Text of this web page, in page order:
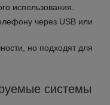
использования.
через USB или
но подходят для
системы